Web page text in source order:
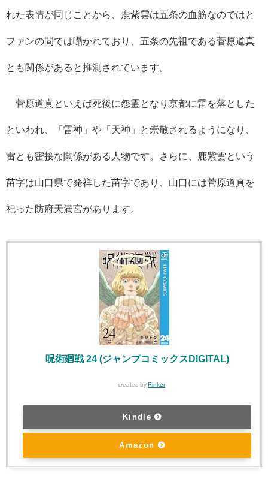
れた表情が同じことから、鹿紫雲は五条の血筋なのではと
ファンの間では囁かれており、五条の先祖である菅原道真
とも関係があると推測されています。
菅原道真といえば死後に怨霊となり京都に雷を落とした
といわれ、「雷神」や「天神」と崇敬されるようになり、
雷とも密接な関係がある人物です。さらに、鹿紫雲という
苗字は山口県で発祥した苗字であり、山口には菅原道真を
祀った防府天満宮があります。
呪術廻戦 24 (ジャンプコミックスDIGITAL)
created by Rinker
Kindle
Amazon